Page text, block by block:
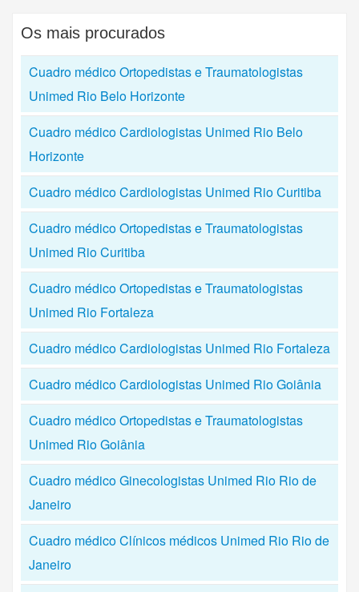
Os mais procurados
Cuadro médico Ortopedistas e Traumatologistas
Unimed Rio Belo Horizonte
Cuadro médico Cardiologistas Unimed Rio Belo
Horizonte
Cuadro médico Cardiologistas Unimed Rio Curitiba
Cuadro médico Ortopedistas e Traumatologistas
Unimed Rio Curitiba
Cuadro médico Ortopedistas e Traumatologistas
Unimed Rio Fortaleza
Cuadro médico Cardiologistas Unimed Rio Fortaleza
Cuadro médico Cardiologistas Unimed Rio Goiânia
Cuadro médico Ortopedistas e Traumatologistas
Unimed Rio Goiânia
Cuadro médico Ginecologistas Unimed Rio Rio de
Janeiro
Cuadro médico Clínicos médicos Unimed Rio Rio de
Janeiro